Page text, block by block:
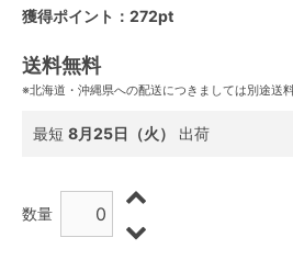
獲得ポイント：272pt
送料無料
※北海道・沖縄県への配送につきましては別途送
最短 8月25日（火） 出荷
数量